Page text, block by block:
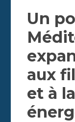
Un
aux
et à